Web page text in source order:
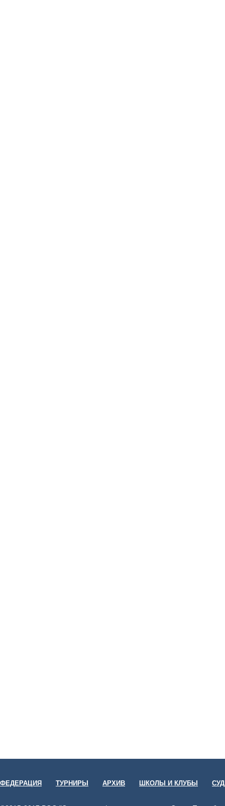
ФЕДЕРАЦИЯ ТУРНИРЫ АРХИВ ШКОЛЫ И КЛУБЫ